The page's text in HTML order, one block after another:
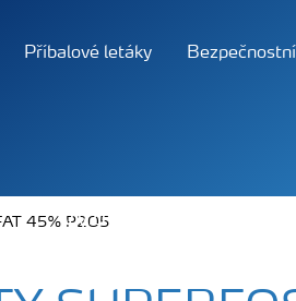
Příbalové letáky
Výživa rostlin
45% P2O5